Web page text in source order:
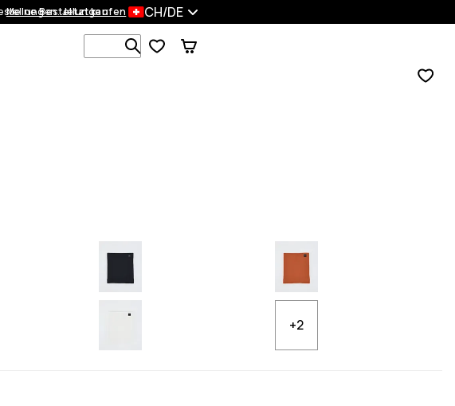
Jetzt kaufen
Meine Bestellungen CH/DE
Durchsuche 1 000+ Produkte
+2